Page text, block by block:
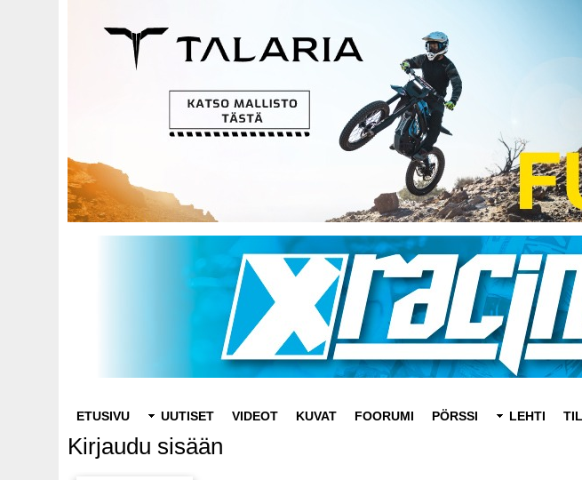
navigation
ETUSIVU UUTISET VIDEOT KUVAT FOORUMI PÖRSSI LEHTI
Kirjaudu sisään